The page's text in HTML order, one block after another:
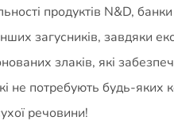
продуктів N&D, банки
загусників, завдяки
злаків, які
не потребують будь-яких
речовини!